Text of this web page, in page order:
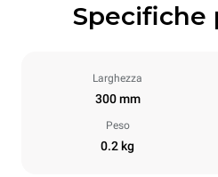
Specifiche
Larghezza
300 mm
Peso
0.2 kg